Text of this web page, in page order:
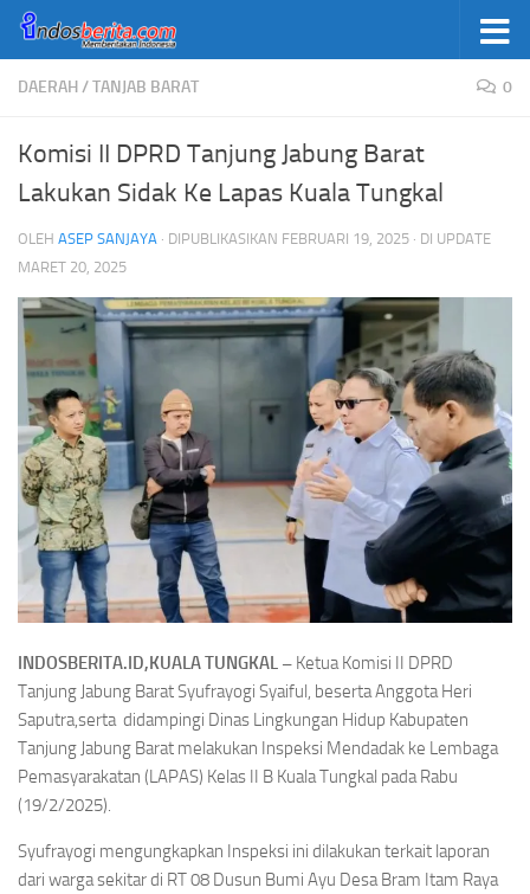
Skip to content
DAERAH/TANJAB BARAT 0
Komisi II DPRD Tanjung Jabung Barat
Lakukan Sidak Ke Lapas Kuala Tungkal
OLEH ASEP SANJAYA · DIPUBLIKASIKAN FEBRUARI 19, 2025 · DI UPDATE
MARET 20, 2025
INDOSBERITA.ID,KUALA TUNGKAL – Ketua Komisi II DPRD
Tanjung Jabung Barat Syufrayogi Syaiful, beserta Anggota Heri
Saputra,serta didampingi Dinas Lingkungan Hidup Kabupaten
Tanjung Jabung Barat melakukan Inspeksi Mendadak ke Lembaga
Pemasyarakatan (LAPAS) Kelas II B Kuala Tungkal pada Rabu
(19/2/2025).
Syufrayogi mengungkapkan Inspeksi ini dilakukan terkait laporan
dari warga sekitar di RT 08 Dusun Bumi Ayu Desa Bram Itam Raya